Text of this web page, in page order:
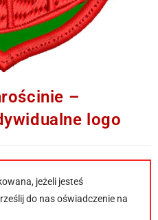
–
logo
jeżeli jesteś
do nas oświadczenie na